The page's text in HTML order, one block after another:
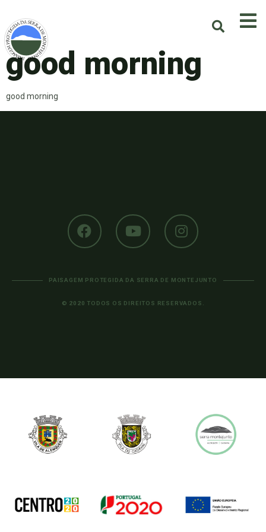
good morning
good morning
PAISAGEM PROTEGIDA DA SERRA DE MONTEJUNTO
© 2020 TODOS OS DIREITOS RESERVADOS.